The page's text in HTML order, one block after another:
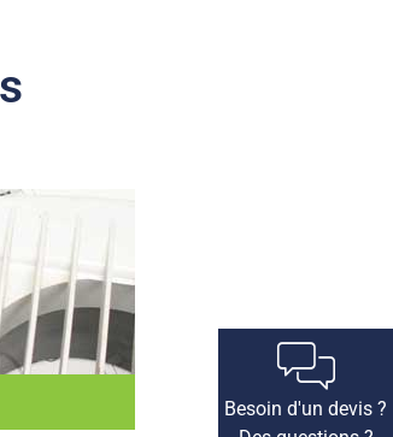
Besoin d'un devis ?